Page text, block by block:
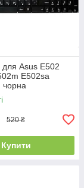
для Asus E502
E502sa
чорна
520 ₴
Купити